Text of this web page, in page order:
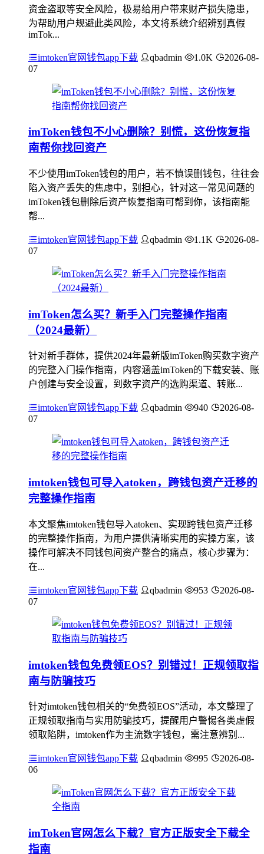
资金盗取等安全风险，极易给用户带来财产损失隐患，
为帮助用户规避此类风险，本文将系统介绍辨别真假
imTok...
imtoken官网钱包app下载 qbadmin 1.0K
2026-08-
07
imToken钱包不小心删除？别慌，这份恢复指
南帮你找回资产
不少使用imToken钱包的用户，若不慎误删钱包，往往会
陷入资产丢失的焦虑中，别担心，针对这一常见问题的
imToken钱包删除后资产恢复指南可帮到你，该指南能
帮...
imtoken官网钱包app下载 qbadmin 1.1K
2026-08-
07
imToken怎么买？新手入门完整操作指南
（2024最新）
针对新手群体，提供2024年最新版imToken购买数字资产
的完整入门操作指南，内容涵盖imToken的下载安装、账
户创建与安全设置，到数字资产的选购渠道、转账...
imtoken官网钱包app下载 qbadmin 940
2026-08-
07
imtoken钱包可导入atoken，跨钱包资产迁移的
完整操作指南
本文聚焦imtoken钱包导入atoken、实现跨钱包资产迁移
的完整操作指南，为用户提供清晰实用的实操方案，该
操作可解决不同钱包间资产整合的痛点，核心步骤为：
在...
imtoken官网钱包app下载 qbadmin 953
2026-08-
07
imtoken钱包免费领EOS？别错过！正规领取指
南与防骗技巧
针对imtoken钱包相关的“免费领EOS”活动，本文整理了
正规领取指南与实用防骗技巧，提醒用户警惕各类虚假
领取陷阱，imtoken作为主流数字钱包，需注意辨别...
imtoken官网钱包app下载 qbadmin 995
2026-08-
06
imToken官网怎么下载？官方正版安全下载全
指南